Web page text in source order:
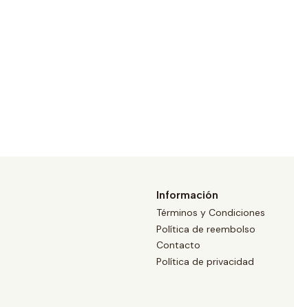
Información
Términos y Condiciones
Política de reembolso
Contacto
Política de privacidad